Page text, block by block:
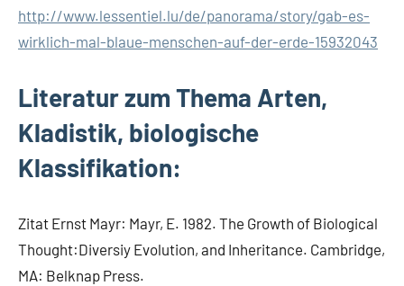
http://www.lessentiel.lu/de/panorama/story/gab-es-
wirklich-mal-blaue-menschen-auf-der-erde-15932043
Literatur zum Thema Arten,
Kladistik, biologische
Klassifikation:
Zitat Ernst Mayr: Mayr, E. 1982. The Growth of Biological
Thought:Diversiy Evolution, and Inheritance. Cambridge,
MA: Belknap Press.